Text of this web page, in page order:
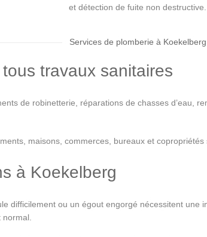
et détection de fuite non destructive.
Services de plomberie à Koekelberg
travaux sanitaires
de robinetterie, réparations de chasses d’eau,
maisons, commerces, bureaux et copropriétés
à Koekelberg
difficilement ou un égout engorgé nécessitent
normal.